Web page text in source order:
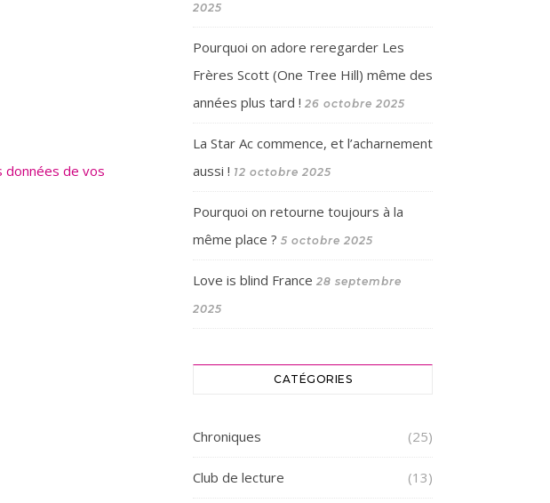
données de vos
2025
Pourquoi on adore reregarder Les
Frères Scott (One Tree Hill) même des
années plus tard ! 26 octobre 2025
La Star Ac commence, et l’acharnement
aussi ! 12 octobre 2025
Pourquoi on retourne toujours à la
même place ? 5 octobre 2025
Love is blind France 28 septembre
2025
CATÉGORIES
Chroniques (25)
Club de lecture (13)